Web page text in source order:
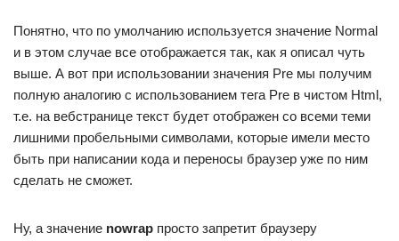
Понятно, что по умолчанию используется значение Normal
и в этом случае все отображается так, как я описал чуть
выше. А вот при использовании значения Pre мы получим
полную аналогию с использованием тега Pre в чистом Html,
т.е. на вебстранице текст будет отображен со всеми теми
лишними пробельными символами, которые имели место
быть при написании кода и переносы браузер уже по ним
сделать не сможет.
Ну, а значение nowrap просто запретит браузеру